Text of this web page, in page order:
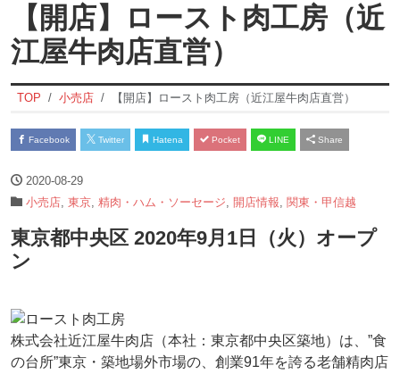
【開店】ロースト肉工房（近
江屋牛肉店直営）
TOP 小売店 【開店】ロースト肉工房（近江屋牛肉店直営）
Facebook Twitter Hatena Pocket LINE Share
2020-08-29
小売店 東京 精肉・ハム・ソーセージ 開店情報 関東・甲信越
東京都中央区 2020年9月1日（火）オープ
ン
株式会社近江屋牛肉店（本社：東京都中央区築地）は、”食
の台所”東京・築地場外市場の、創業91年を誇る老舗精肉店